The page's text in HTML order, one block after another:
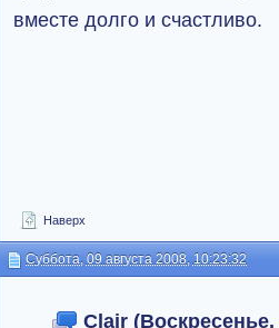
вместе долго и счастливо.
Наверх
Суббота, 09 августа 2008, 10:23:32
Clair